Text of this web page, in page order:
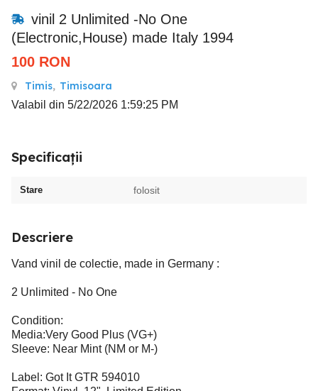
vinil 2 Unlimited -No One
(Electronic,House) made Italy 1994
100 RON
Timis, Timisoara
Valabil din 5/22/2026 1:59:25 PM
Specificații
Stare folosit
Descriere
Vand vinil de colectie, made in Germany :
2 Unlimited - No One
Condition:
Media:Very Good Plus (VG+)
Sleeve: Near Mint (NM or M-)
Label: Got It GTR 594010